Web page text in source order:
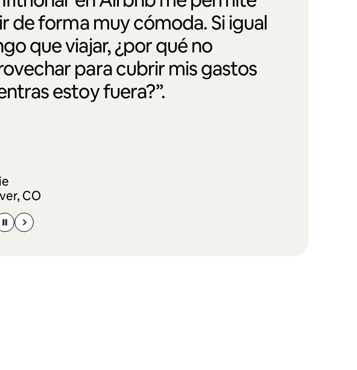
de forma muy cómoda. Si igual
que viajar, ¿por qué no
para cubrir mis gastos
estoy fuera?”.
CO